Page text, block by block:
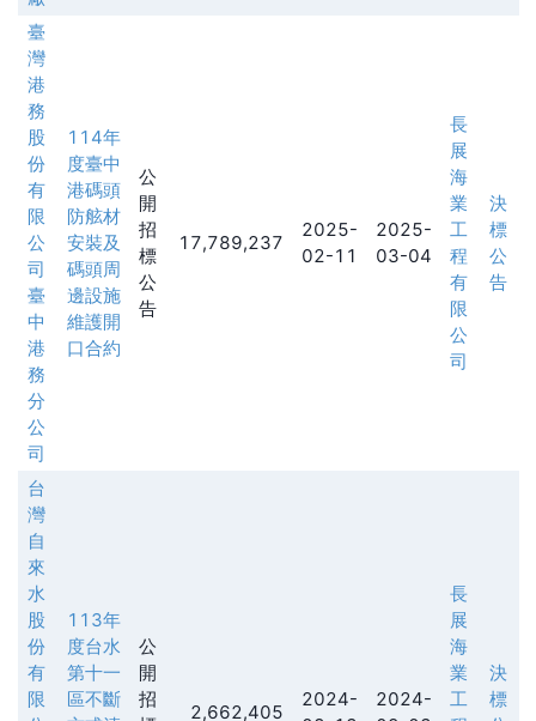
臺
灣
港
務
股
份
有
限
公
司
臺
中
港
務
分
公
司
114年
度臺中
港碼頭
防舷材
安裝及
碼頭周
邊設施
維護開
口合約
公
開
招
標
公
告
17,789,237
2025-
02-11
2025-
03-04
長
展
海
業
工
程
有
限
公
司
決
標
公
告
台
灣
自
來
水
股
份
有
限
113年
度台水
第十一
區不斷
公
開
招
2,662,405
2024-
2024-
長
展
海
業
工
決
標